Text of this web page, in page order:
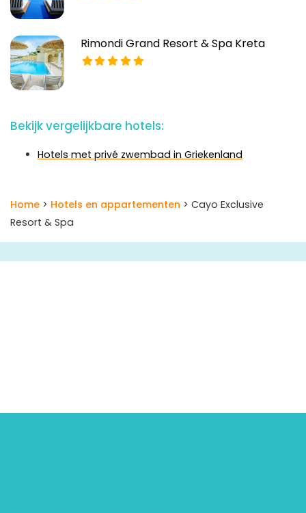
Rimondi Grand Resort & Spa Kreta
Bekijk vergelijkbare hotels:
Hotels met privé zwembad in Griekenland
Home > Hotels en appartementen > Cayo Exclusive
Resort & Spa